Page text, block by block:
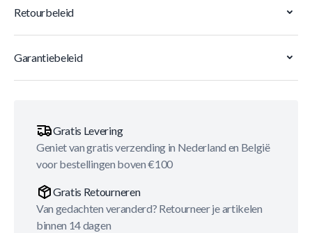
Retourbeleid
Garantiebeleid
Gratis Levering
Geniet van gratis verzending in Nederland en België
voor bestellingen boven €100
Gratis Retourneren
Van gedachten veranderd? Retourneer je artikelen
binnen 14 dagen